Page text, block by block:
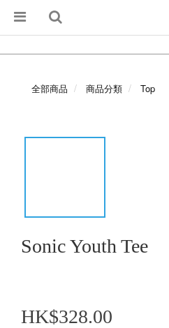
全部商品 商品分類 Top
Sonic Youth Tee
HK$328.00